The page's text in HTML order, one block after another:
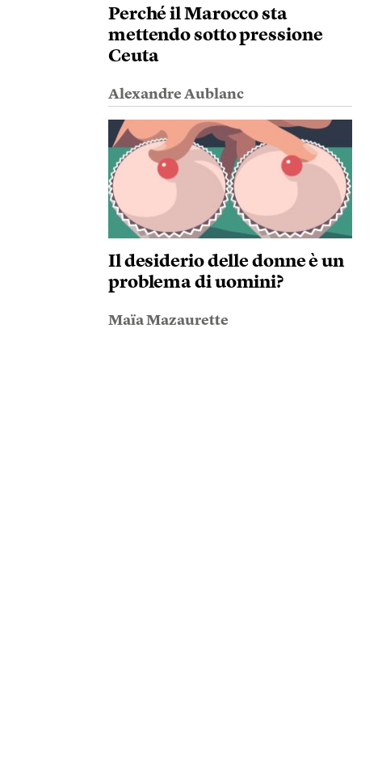
Perché il Marocco sta
mettendo sotto pressione
Ceuta
Alexandre Aublanc
Il desiderio delle donne è un
problema di uomini?
Maïa Mazaurette